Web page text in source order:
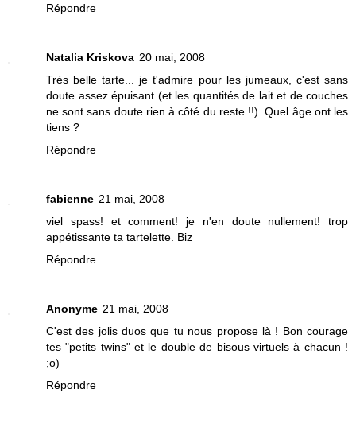
Répondre
Natalia Kriskova 20 mai, 2008
Très belle tarte... je t'admire pour les jumeaux, c'est sans
doute assez épuisant (et les quantités de lait et de couches
ne sont sans doute rien à côté du reste !!). Quel âge ont les
tiens ?
Répondre
fabienne 21 mai, 2008
viel spass! et comment! je n'en doute nullement! trop
appétissante ta tartelette. Biz
Répondre
Anonyme 21 mai, 2008
C'est des jolis duos que tu nous propose là ! Bon courage
tes "petits twins" et le double de bisous virtuels à chacun !
;o)
Répondre